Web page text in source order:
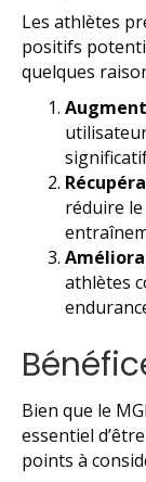
Les athlètes
positifs
quelques
réduire
athlètes
Bien que le
essentiel
points à